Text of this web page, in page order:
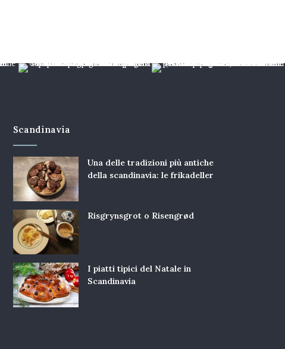
Scandinavia
Una delle tradizioni più antiche
della scandinavia: le frikadeller
Risgrynsgrot o Risengrød
I piatti tipici del Natale in
Scandinavia